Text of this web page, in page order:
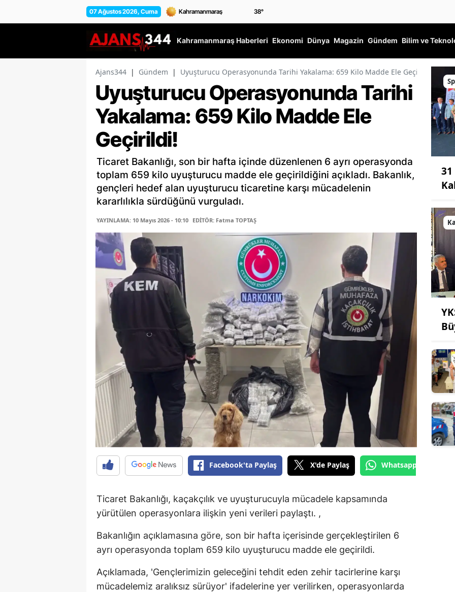
07 Ağustos 2026, Cuma 38°
Kahramanmaraş Haberleri Ekonomi Dünya Magazin Gündem Bilim ve
Ajans344 | Gündem | Uyuşturucu Operasyonunda Tarihi Yakalama: 659 Kilo Madde Ele Geçirildi!
Uyuşturucu Operasyonunda Tarihi
Yakalama: 659 Kilo Madde Ele
Geçirildi!
Ticaret Bakanlığı, son bir hafta içinde düzenlenen 6 ayrı operasyonda
toplam 659 kilo uyuşturucu madde ele geçirildiğini açıkladı. Bakanlık,
gençleri hedef alan uyuşturucu ticaretine karşı mücadelenin
kararlılıkla sürdüğünü vurguladı.
YAYINLAMA: 10 Mayıs 2026 - 10:10 EDİTÖR: Fatma TOPTAŞ
Facebook'ta Paylaş X'de Paylaş Whatsapp'tan
Ticaret Bakanlığı, kaçakçılık ve uyuşturucuyla mücadele kapsamında
yürütülen operasyonlara ilişkin yeni verileri paylaştı. ,
Bakanlığın açıklamasına göre, son bir hafta içerisinde gerçekleştirilen 6
ayrı operasyonda toplam 659 kilo uyuşturucu madde ele geçirildi.
Açıklamada, 'Gençlerimizin geleceğini tehdit eden zehir tacirlerine karşı
mücadelemiz aralıksız sürüyor' ifadelerine yer verilirken, operasyonlarda